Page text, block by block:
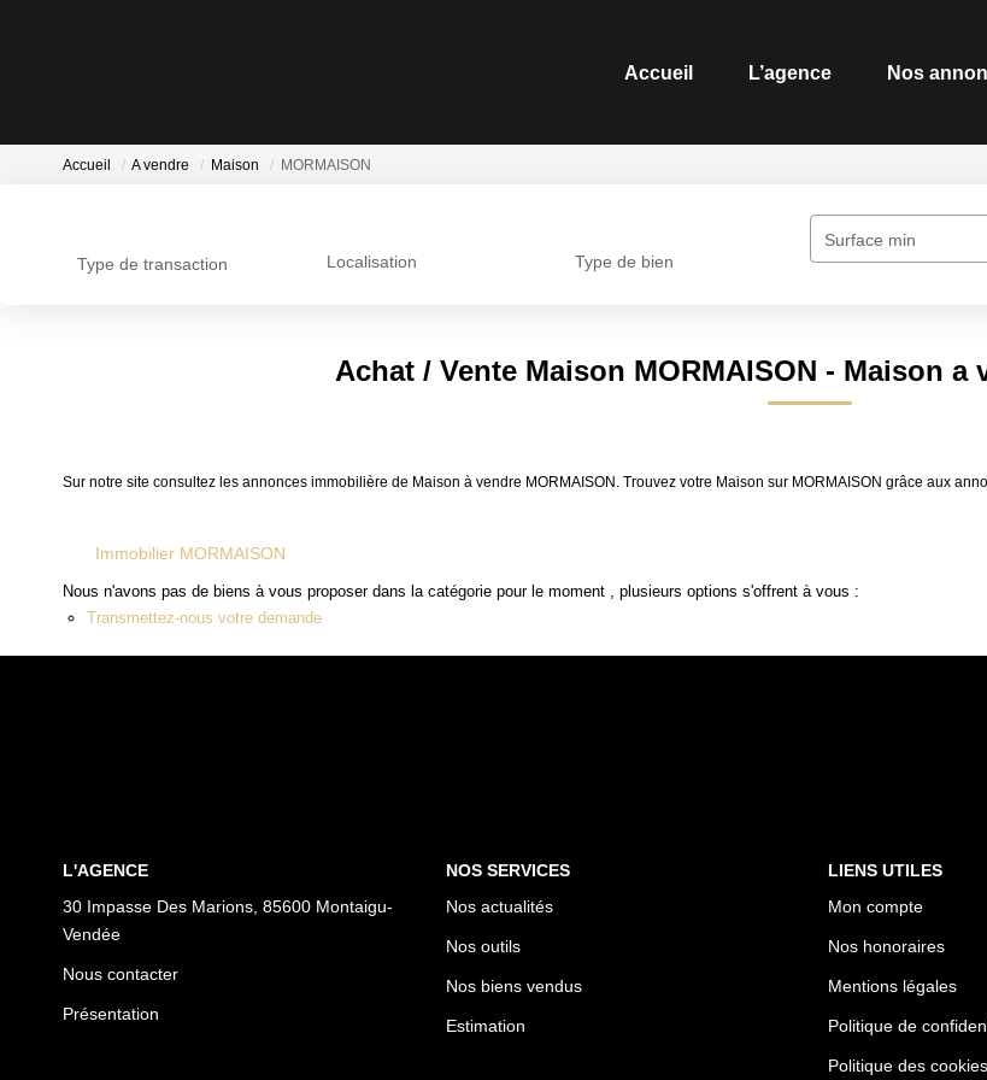
Accueil L’agence Nos
Accueil A vendre Maison MORMAISON
Type de transaction Localisation Type de bien
Surface min
Achat / Vente Maison MORMAISON - Maison a
Sur notre site consultez les annonces immobilière de Maison à vendre MORMAISON. Trouvez votre Maison sur MORMAISON grâce aux
Immobilier MORMAISON
Nous n'avons pas de biens à vous proposer dans la catégorie pour le moment , plusieurs options s'offrent à vous :
Transmettez-nous votre demande
L'AGENCE
30 Impasse Des Marions, 85600 Montaigu-
Vendée
Nous contacter
Présentation
NOS SERVICES
Nos actualités
Nos outils
Nos biens vendus
Estimation
LIENS UTILES
Mon compte
Nos honoraires
Mentions légales
Politique de
Politique des cookies